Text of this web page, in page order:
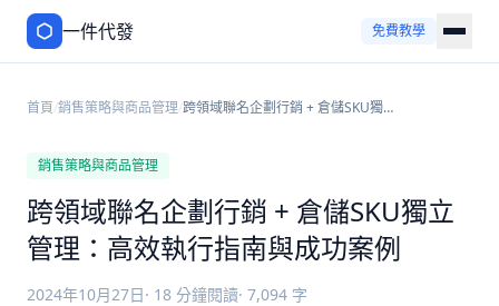
一件代發 免費教學
首頁/銷售策略與商品管理/跨領域聯名企劃行銷 + 倉儲SKU獨立
銷售策略與商品管理
跨領域聯名企劃行銷 + 倉儲SKU獨立
管理：高效執行指南與成功案例
2024年10月27日· 18 分鐘閱讀· 7,094 字